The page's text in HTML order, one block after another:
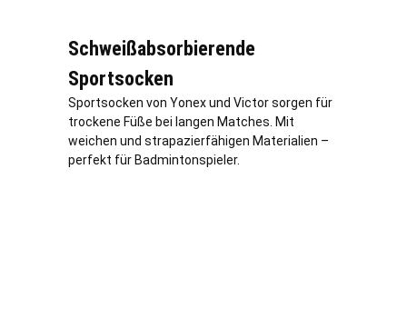
Schweißabsorbierende
Sportsocken
Sportsocken von Yonex und Victor sorgen für
trockene Füße bei langen Matches. Mit
weichen und strapazierfähigen Materialien –
perfekt für Badmintonspieler.